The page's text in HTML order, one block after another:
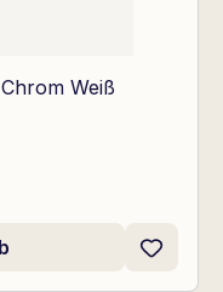
Weiß